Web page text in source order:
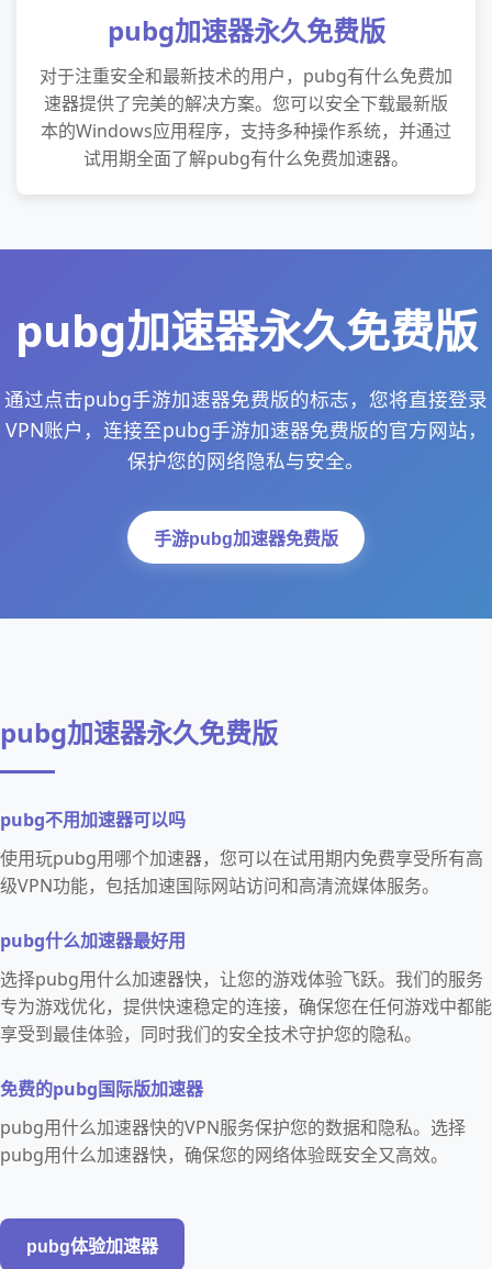
pubg加速器永久免费版
对于注重安全和最新技术的用户，pubg有什么免费加
速器提供了完美的解决方案。您可以安全下载最新版
本的Windows应用程序，支持多种操作系统，并通过
试用期全面了解pubg有什么免费加速器。
pubg加速器永久免费版
通过点击pubg手游加速器免费版的标志，您将直接登录
VPN账户，连接至pubg手游加速器免费版的官方网站，
保护您的网络隐私与安全。
手游pubg加速器免费版
pubg加速器永久免费版
pubg不用加速器可以吗
使用玩pubg用哪个加速器，您可以在试用期内免费享受所有高
级VPN功能，包括加速国际网站访问和高清流媒体服务。
pubg什么加速器最好用
选择pubg用什么加速器快，让您的游戏体验飞跃。我们的服务
专为游戏优化，提供快速稳定的连接，确保您在任何游戏中都能
享受到最佳体验，同时我们的安全技术守护您的隐私。
免费的pubg国际版加速器
pubg用什么加速器快的VPN服务保护您的数据和隐私。选择
pubg用什么加速器快，确保您的网络体验既安全又高效。
pubg体验加速器